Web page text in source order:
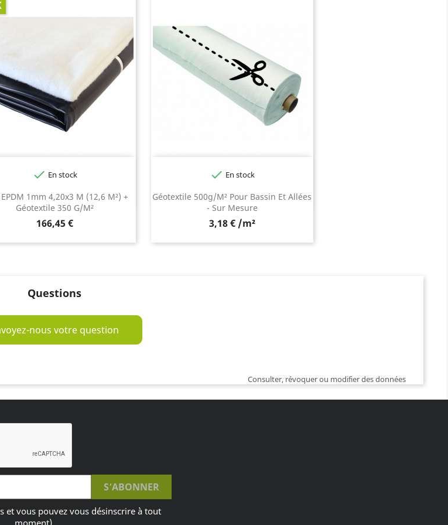
EPDM 1mm 4,20x3 M (12,6 M²) +
Géotextile 350 G/m²
Prix
166,45 €
 En stock
Géotextile 500g/m² Pour Bassin Et Allées
- Sur Mesure
3,18 € /m²
 En stock
Questions
nous votre question
Consulter, révoquer ou modifier des données
et vous pouvez vous désinscrire à tout
moment)